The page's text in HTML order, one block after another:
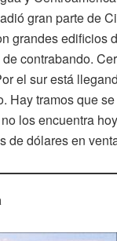
gran parte de
grandes edificios
contrabando.
el sur está
Hay tramos que
los encuentra
de dólares en